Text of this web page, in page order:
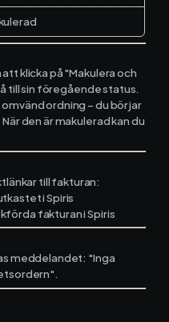
Ladda ner vår app
App Store
klicka på "Makulera och
till sin föregående status.
ordning – du börjar
den är makulerad kan du
till fakturan:
i Spiris
fakturan i Spiris
meddelandet: "Inga